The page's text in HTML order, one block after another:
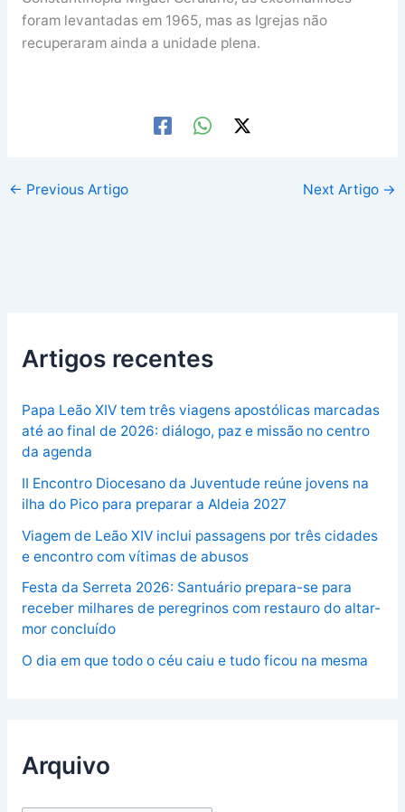
foram levantadas em 1965, mas as Igrejas não
recuperaram ainda a unidade plena.
← Previous Artigo Next Artigo →
Artigos recentes
Papa Leão XIV tem três viagens apostólicas marcadas
até ao final de 2026: diálogo, paz e missão no centro
da agenda
II Encontro Diocesano da Juventude reúne jovens na
ilha do Pico para preparar a Aldeia 2027
Viagem de Leão XIV inclui passagens por três cidades
e encontro com vítimas de abusos
Festa da Serreta 2026: Santuário prepara-se para
receber milhares de peregrinos com restauro do altar-
mor concluído
O dia em que todo o céu caiu e tudo ficou na mesma
Arquivo